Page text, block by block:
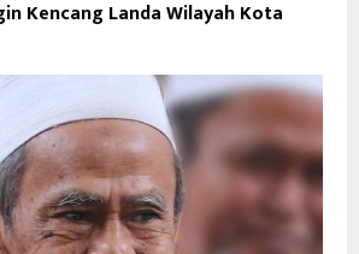
Kencang Landa Wilayah Kota